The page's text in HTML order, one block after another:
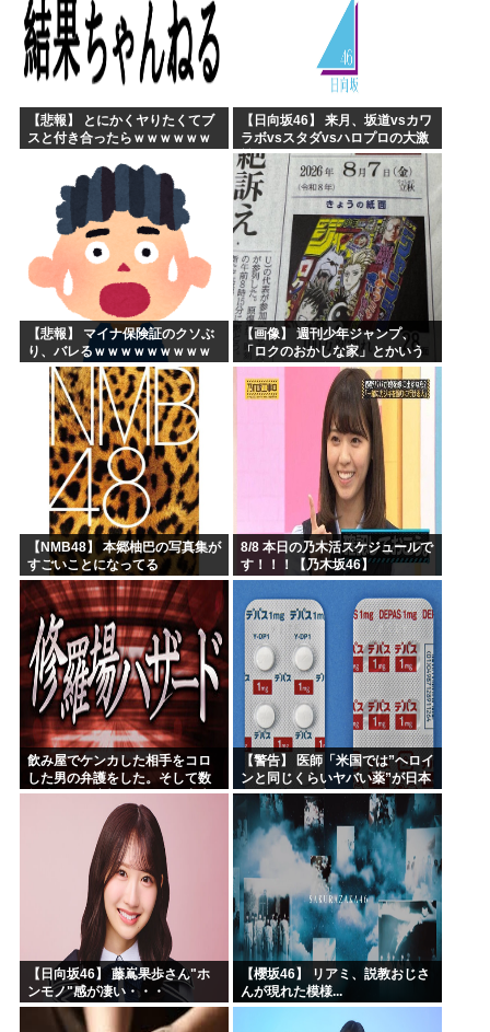
【悲報】 とにかくヤりたくてブ
スと付き合ったらｗｗｗｗｗｗ
【日向坂46】 来月、坂道vsカワ
ラボvsスタダvsハロプロの大激
戦
【悲報】 マイナ保険証のクソぶ
り、バレるｗｗｗｗｗｗｗｗｗ
【画像】 週刊少年ジャンプ、
「ロクのおかしな家」とかいう
微妙な漫画を巻頭カラーにした
せいで100万部切る
【NMB48】 本郷柚巴の写真集が
すごいことになってる
8/8 本日の乃木活スケジュールで
す！！！【乃木坂46】
飲み屋でケンカした相手をコロ
した男の弁護をした。そして数
年後、因果応報を思わせる出来
【警告】 医師「米国では”ヘロイ
ンと同じくらいヤバい薬”が日本
では平気で処方されてる」
【日向坂46】 藤嶌果歩さん"ホ
ンモノ"感が凄い・・・
【櫻坂46】 リアミ、説教おじさ
んが現れた模様...